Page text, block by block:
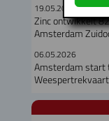
19.05.2026
Zinc ontwikkelt
Amsterdam
06.05.2026
Amsterdam start